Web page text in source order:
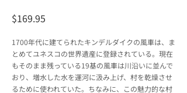
$169.95
1700年代に建てられたキンデルダイクの風車は、ま
とめてユネスコの世界遺産に登録されている。現在
もそのまま残っている19基の風車は川沿いに並んで
おり、増水した水を運河に汲み上げ、村を乾燥させ
るために使われていた。ちなみに、この魅力的な村